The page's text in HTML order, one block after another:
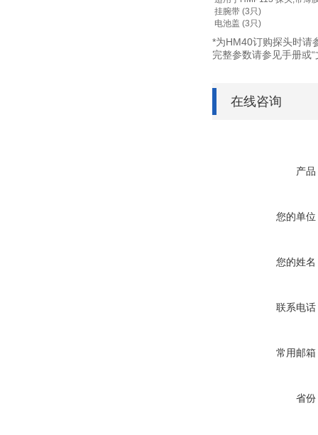
挂腕带 (3只)
电池盖 (3只)
*为HM40订购探头时请
完整参数请参见手册或
在线咨询
产品
您的单位
您的姓名
联系电话
常用邮箱
省份